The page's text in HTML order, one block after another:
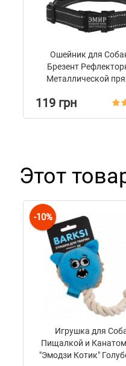
Ошейник для
Брезент
Металлической
119 грн
Этот
-10%
Игрушка для
Пищалкой и
"Эмодзи Котик"